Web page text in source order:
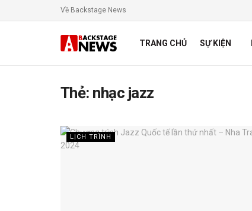
Về Backstage News
TRANG CHỦ SỰ KIỆN
Thẻ: nhạc jazz
LỊCH TRÌNH